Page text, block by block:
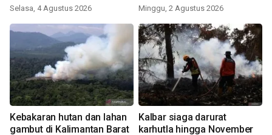
Selasa, 4 Agustus 2026 Minggu, 2 Agustus 2026
Kebakaran hutan dan lahan
gambut di Kalimantan Barat
Kalbar siaga darurat
karhutla hingga November